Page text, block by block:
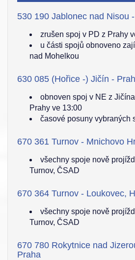
530 190 Jablonec nad Nisou
zrušen spoj v PD z Prahy
u části spojů obnoveno
nad Mohelkou
630 085 (Hořice -) Jičín -
obnoven spoj v NE z
Prahy ve 13:00
časové posuny vybraných
670 361 Turnov - Mnichovo
všechny spoje nově
Turnov, ČSAD
670 364 Turnov - Loukovec,
všechny spoje nově
Turnov, ČSAD
670 780 Rokytnice nad
Praha